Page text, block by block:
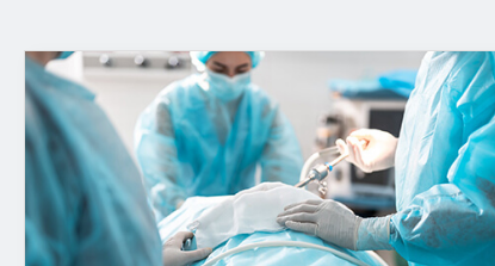
最新消息
核心技術
電子型錄